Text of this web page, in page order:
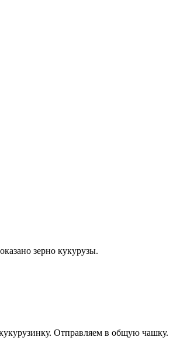
зерно кукурузы.
Отправляем в общую чашку.